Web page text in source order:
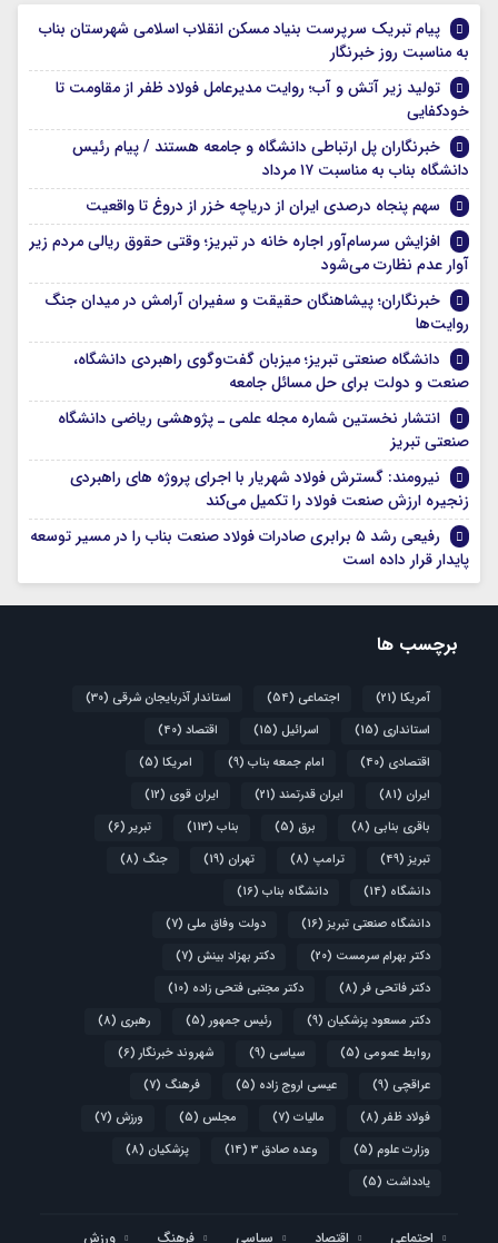
پیام تبریک سرپرست بنیاد مسکن انقلاب اسلامی شهرستان بناب
به مناسبت روز خبرنگار
تولید زیر آتش و آب؛ روایت مدیرعامل فولاد ظفر از مقاومت تا
خودکفایی
خبرنگاران پل ارتباطی دانشگاه و جامعه هستند / پیام رئیس
دانشگاه بناب به مناسبت ۱۷ مرداد
سهم پنجاه درصدی ایران از دریاچه خزر از دروغ تا واقعیت
افزایش سرسام‌آور اجاره خانه در تبریز؛ وقتی حقوق ریالی مردم زیر
آوار عدم نظارت می‌شود
خبرنگاران؛ پیشاهنگان حقیقت و سفیران آرامش در میدان جنگ
روایت‌ها
دانشگاه صنعتی تبریز؛ میزبان گفت‌وگوی راهبردی دانشگاه،
صنعت و دولت برای حل مسائل جامعه
انتشار نخستین شماره مجله علمی ـ پژوهشی ریاضی دانشگاه
صنعتی تبریز
نیرومند: گسترش فولاد شهریار با اجرای پروژه های راهبردی
زنجیره ارزش صنعت فولاد را تکمیل می‌کند
رفیعی رشد ۵ برابری صادرات فولاد صنعت بناب را در مسیر توسعه
پایدار قرار داده است
برچسب ها
آمریکا (21) اجتماعی (54) استاندار آذربایجان شرقی (30)
استانداری (15) اسرائیل (15) اقتصاد (40)
اقتصادی (40) امام جمعه بناب (9) امریکا (5)
ایران (81) ایران قدرتمند (21) ایران قوی (12)
باقری بنابی (8) برق (5) بناب (113) تبریر (6)
تبریز (49) ترامپ (8) تهران (19) جنگ (8)
دانشگاه (14) دانشگاه بناب (16)
دانشگاه صنعتی تبریز (16) دولت وفاق ملی (7)
دکتر بهرام سرمست (20) دکتر بهزاد بینش (7)
دکتر فاتحی فر (8) دکتر مجتبی فتحی زاده (10)
دکتر مسعود پزشکیان (9) رئیس جمهور (5) رهبری (8)
روابط عمومی (5) سیاسی (9) شهروند خبرنگار (6)
عراقچی (9) عیسی اروج زاده (5) فرهنگ (7)
فولاد ظفر (8) مالیات (7) مجلس (5) ورزش (7)
وزارت علوم (5) وعده صادق 3 (14) پزشکیان (8)
یادداشت (5)
اجتماعی اقتصاد سیاسی فرهنگ ورزش